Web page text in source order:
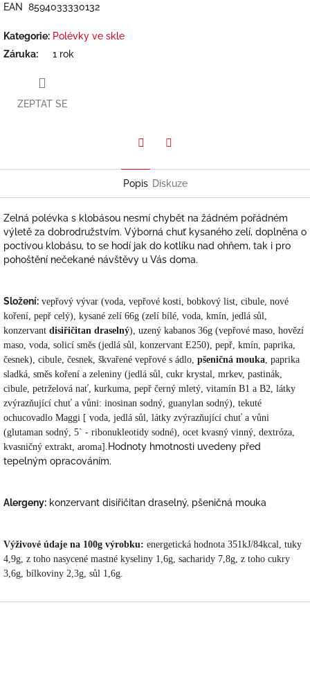
EAN 8594033330132
Kategorie: Polévky ve skle
Záruka: 1 rok
ZEPTAT SE
Popis Diskuze
Zelná polévka s klobásou nesmí chybět na žádném pořádném
výletě za dobrodružstvím. Výborná chuť kysaného zelí, doplněna o
poctivou klobásu, to se hodí jak do kotlíku nad ohňem, tak i pro
pohoštění nečekané návštěvy u Vás doma.
Složení: vepřový vývar (voda, vepřové kosti, bobkový list, cibule, nové
koření, pepř celý), kysané zelí 66g (zelí bílé, voda, kmín, jedlá sůl,
konzervant disiřičitan draselný), uzený kabanos 36g (vepřové maso, hovězí
maso, voda, solicí směs (jedlá sůl, konzervant E250), pepř, kmín, paprika,
česnek), cibule, česnek, škvařené vepřové s ádlo, pšeničná mouka, paprika
sladká, směs koření a zeleniny (jedlá sůl, cukr krystal, mrkev, pastinák,
cibule, petrželová nať, kurkuma, pepř černý mletý, vitamín B1 a B2, látky
zvýrazňující chuť a vůni: inosinan sodný, guanylan sodný), tekuté
ochucovadlo Maggi [ voda, jedlá sůl, látky zvýrazňující chuť a vůni
(glutaman sodný, 5` - ribonukleotidy sodné), ocet kvasný vinný, dextróza,
kvasničný extrakt, aroma]. Hodnoty hmotnosti uvedeny před
tepelným opracováním.
Alergeny: konzervant disiřičitan draselný, pšeničná mouka
Výživové údaje na 100g výrobku: energetická hodnota 351kJ/84kcal, tuky
4,9g, z toho nasycené mastné kyseliny 1,6g, sacharidy 7,8g, z toho cukry
3,6g, bílkoviny 2,3g, sůl 1,6g.